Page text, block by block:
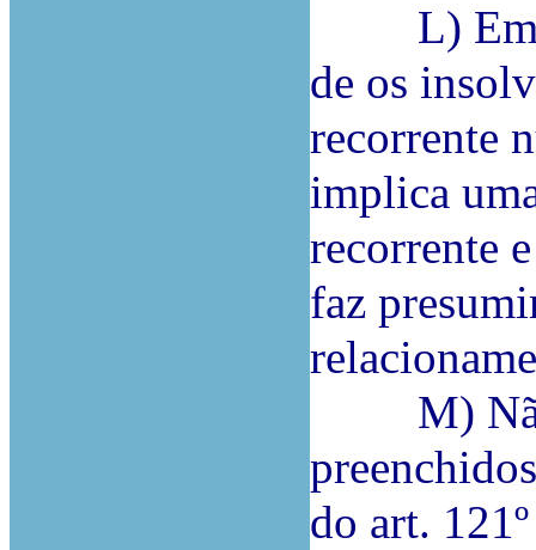
L) Em
de os
recorrente
implica
recorrente
faz
M) Não
do art.